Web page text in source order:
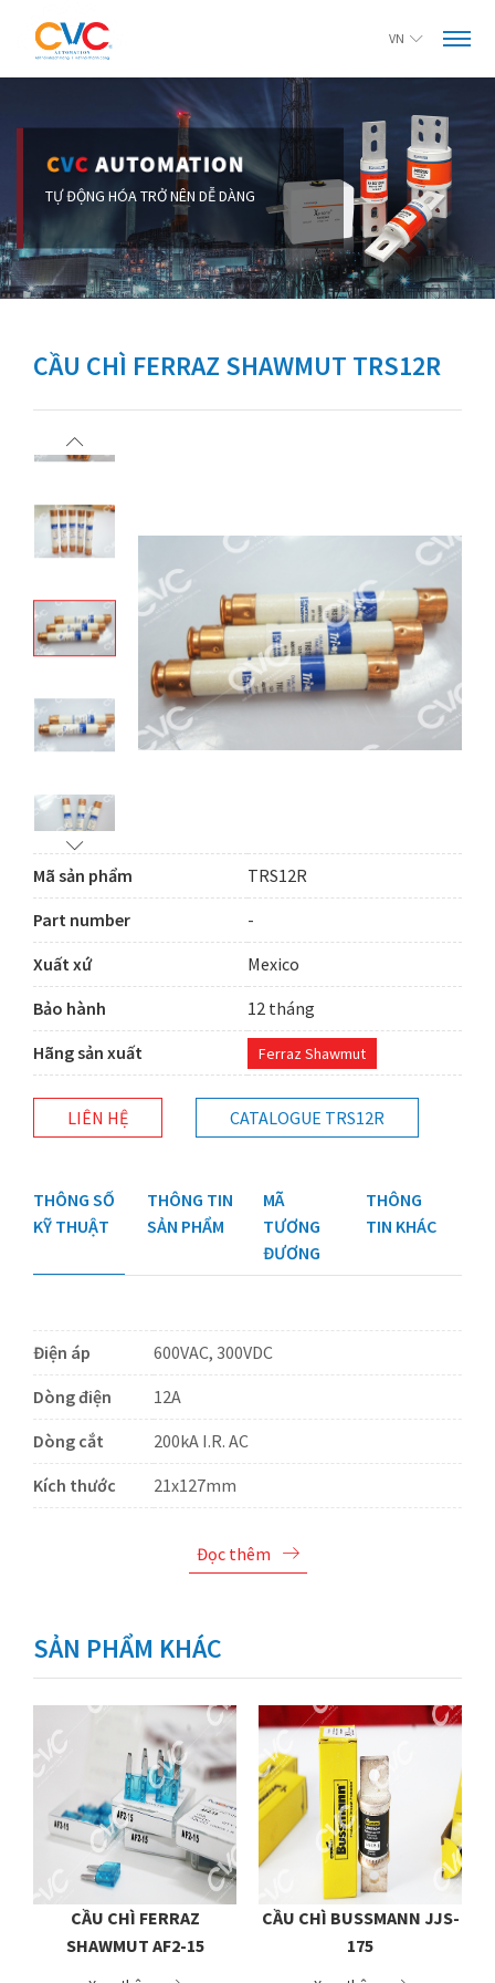
VN
CẦU CHÌ FERRAZ SHAWMUT TRS12R
Mã sản phẩm
TRS12R
Part number
-
Xuất xứ
Mexico
Bảo hành
12 tháng
Hãng sản xuất
Ferraz Shawmut
LIÊN HỆ CATALOGUE TRS12R
THÔNG SỐ
KỸ THUẬT
THÔNG TIN
SẢN PHẨM
MÃ
TƯƠNG
ĐƯƠNG
THÔNG
TIN KHÁC
Điện áp
600VAC, 300VDC
Dòng điện
12A
Dòng cắt
200kA I.R. AC
Kích thước
21x127mm
Đọc thêm
SẢN PHẨM KHÁC
CẦU CHÌ FERRAZ
SHAWMUT AF2-15
CẦU CHÌ BUSSMANN JJS-